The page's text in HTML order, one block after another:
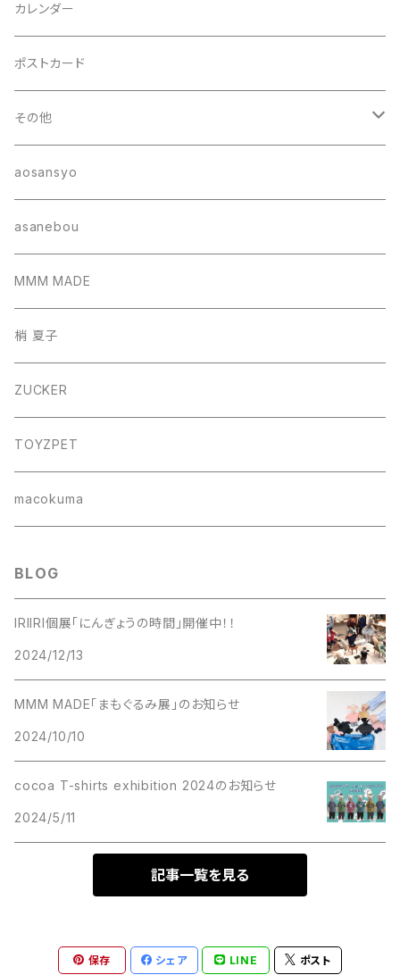
カレンダー
ポストカード
その他
ポーチ
帽子
サコッシュ
巾着バッグ
バッグ
フォトフレーム
懐紙入れ
aosansyo
asanebou
MMM MADE
梢 夏子
ZUCKER
TOYZPET
macokuma
BLOG
IRIIRI個展「にんぎょうの時間」開催中！！
2024/12/13
MMM MADE「まもぐるみ展」のお知らせ
2024/10/10
cocoa T-shirts exhibition 2024のお知らせ
2024/5/11
記事一覧を見る
保存 シェア LINE ポスト